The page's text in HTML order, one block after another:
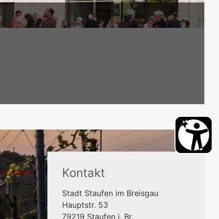
Vorlesen Kontakt
Stadt Staufen im Breisgau
Hauptstr. 53
79219 Staufen i. Br.